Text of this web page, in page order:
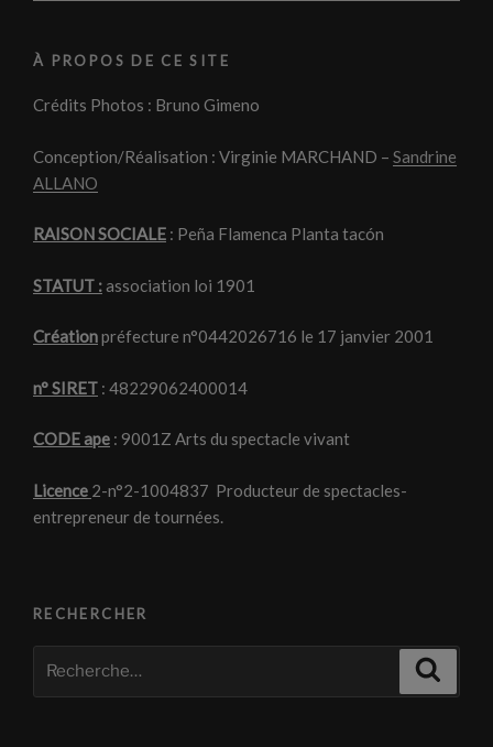
À PROPOS DE CE SITE
Crédits Photos : Bruno Gimeno
Conception/Réalisation : Virginie MARCHAND – Sandrine
ALLANO
RAISON SOCIALE : Peña Flamenca Planta tacón
STATUT :association loi 1901
Créationpréfecture n°0442026716 le 17 janvier 2001
n° SIRET : 48229062400014
CODE ape : 9001Z Arts du spectacle vivant
Licence 2-n°2-1004837 Producteur de spectacles-
entrepreneur de tournées.
RECHERCHER